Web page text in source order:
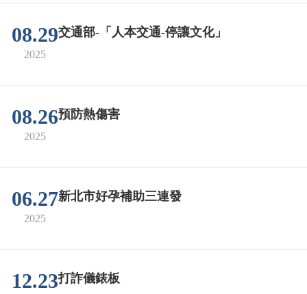
08.29
2025
交通部-「人本交通-停讓文化」
08.26
2025
預防熱傷害
06.27
2025
新北市好孕補助三連發
12.23打詐儀錶板